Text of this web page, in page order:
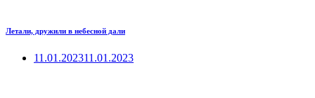
Летали, дружили в небесной дали
11.01.202311.01.2023